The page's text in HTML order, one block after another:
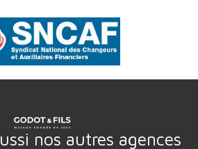
nos autres agences